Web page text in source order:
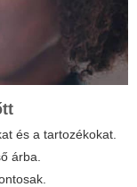
és a tartozékokat.
árba.